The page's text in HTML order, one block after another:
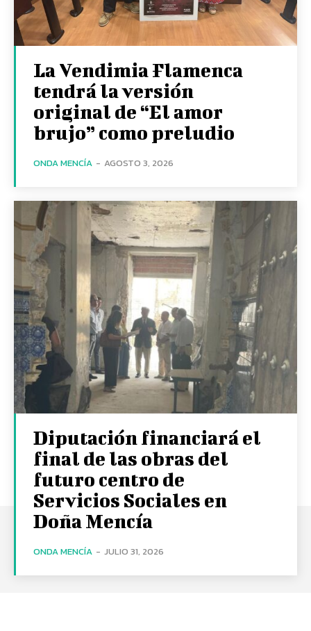
La Vendimia Flamenca
tendrá la versión
original de “El amor
brujo” como preludio
ONDA MENCÍA - AGOSTO 3, 2026
Diputación financiará el
final de las obras del
futuro centro de
Servicios Sociales en
Doña Mencía
ONDA MENCÍA - JULIO 31, 2026